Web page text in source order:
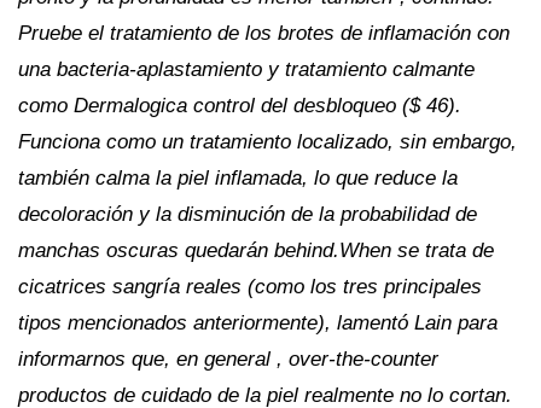
Pruebe el tratamiento de los brotes de inflamación con
una bacteria-aplastamiento y tratamiento calmante
como Dermalogica control del desbloqueo ($ 46).
Funciona como un tratamiento localizado, sin embargo,
también calma la piel inflamada, lo que reduce la
decoloración y la disminución de la probabilidad de
manchas oscuras quedarán behind.When se trata de
cicatrices sangría reales (como los tres principales
tipos mencionados anteriormente), lamentó Lain para
informarnos que, en general , over-the-counter
productos de cuidado de la piel realmente no lo cortan.